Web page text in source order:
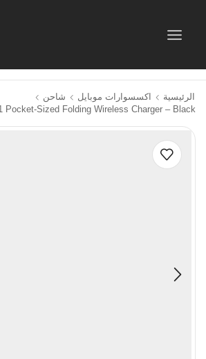
الرئيسية اكسسوارات موبايل
شاحن
Pocket-Sized Folding Wireless Charger – Black